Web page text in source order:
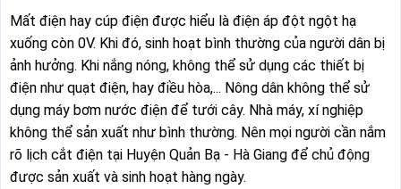
Mất điện hay cúp điện được hiểu là điện áp đột ngột hạ
xuống còn 0V. Khi đó, sinh hoạt bình thường của người dân bị
ảnh hưởng. Khi nắng nóng, không thể sử dụng các thiết bị
điện như quạt điện, hay điều hòa,... Nông dân không thể sử
dụng máy bơm nước điện để tưới cây. Nhà máy, xí nghiệp
không thể sản xuất như bình thường. Nên mọi người cần nắm
rõ lịch cắt điện tại Huyện Quản Bạ - Hà Giang để chủ động
được sản xuất và sinh hoạt hàng ngày.